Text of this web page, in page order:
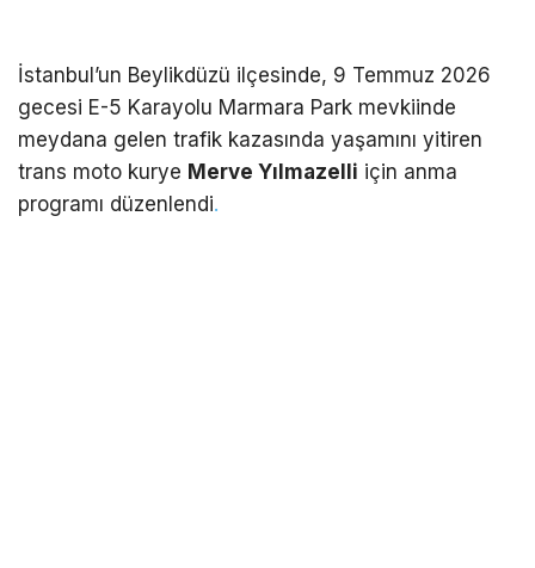
İstanbul’un Beylikdüzü ilçesinde, 9 Temmuz 2026
gecesi E-5 Karayolu Marmara Park mevkiinde
meydana gelen trafik kazasında yaşamını yitiren
trans moto kurye Merve Yılmazelli için anma
programı düzenlendi.